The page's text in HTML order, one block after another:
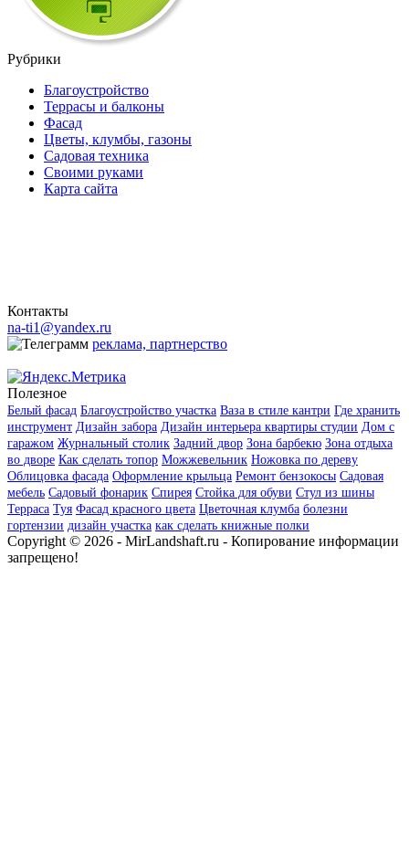
Рубрики
Благоустройство
Террасы и балконы
Фасад
Цветы, клумбы, газоны
Садовая техника
Своими руками
Карта сайта
Контакты
na-ti1@yandex.ru
реклама, партнерство
Полезное
Белый фасад Благоустройство участка Ваза в стиле кантри Где хранить
инструмент Дизайн забора Дизайн интерьера квартиры студии Дом с
гаражом Журнальный столик Задний двор Зона барбекю Зона отдыха
во дворе Как сделать топор Можжевельник Ножовка по дереву
Облицовка фасада Оформление крыльца Ремонт бензокосы Садовая
мебель Садовый фонарик Спирея Стойка для обуви Стул из шины
Терраса Туя Фасад красного цвета Цветочная клумба болезни
гортензии дизайн участка как сделать книжные полки
Copyright © 2026 - MirLandshaft.ru - Копирование информации
запрещено!